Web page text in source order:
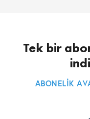
Tek bir
ABONELİK